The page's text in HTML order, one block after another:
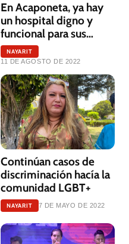
En Acaponeta, ya hay
un hospital digno y
funcional para sus
habitantes
NAYARIT
11 DE AGOSTO DE 2022
Continúan casos de
discriminación hacía la
comunidad LGBT+
NAYARIT 7 DE MAYO DE 2022